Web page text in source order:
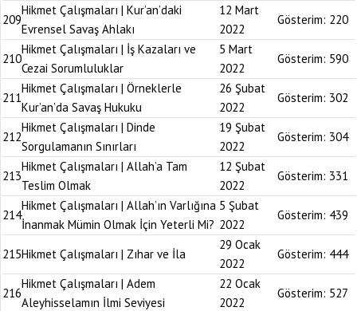
209
Hikmet Çalışmaları | Kur’an’daki
Evrensel Savaş Ahlakı
12 Mart
2022
Gösterim: 220
210
Hikmet Çalışmaları | İş Kazaları ve
Cezai Sorumluluklar
5 Mart
2022
Gösterim: 590
211
Hikmet Çalışmaları | Örneklerle
Kur’an’da Savaş Hukuku
26 Şubat
2022
Gösterim: 302
212
Hikmet Çalışmaları | Dinde
Sorgulamanın Sınırları
19 Şubat
2022
Gösterim: 304
213
Hikmet Çalışmaları | Allah’a Tam
Teslim Olmak
12 Şubat
2022
Gösterim: 331
214
Hikmet Çalışmaları | Allah’ın Varlığına
İnanmak Mümin Olmak İçin Yeterli Mi?
5 Şubat
2022
Gösterim: 439
215Hikmet Çalışmaları | Zıhar ve İla
29 Ocak
2022
Gösterim: 444
216
Hikmet Çalışmaları | Adem
Aleyhisselamın İlmi Seviyesi
22 Ocak
2022
Gösterim: 527